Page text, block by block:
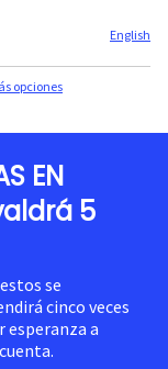
English
opciones
EN
5
se
cinco veces
esperanza a